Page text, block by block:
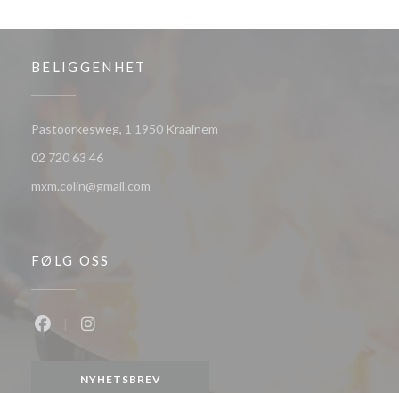
BELIGGENHET
Pastoorkesweg, 1 1950 Kraainem
02 720 63 46
mxm.colin@gmail.com
FØLG OSS
NYHETSBREV